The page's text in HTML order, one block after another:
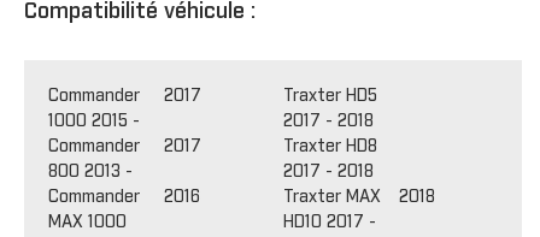
Compatibilité véhicule :
Commander
1000 2015 -
2017
Commander
800 2013 -
2017
Commander
MAX 1000
2016
Traxter HD5
2017 - 2018
Traxter HD8
2017 - 2018
Traxter MAX
HD10 2017 -
2018